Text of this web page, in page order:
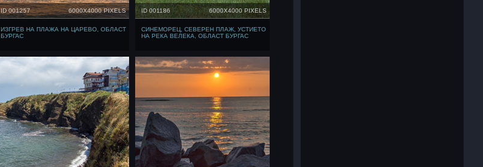
ID 001257 6000X4000 PIXELS
ИЗГРЕВ НА ПЛАЖА НА ЦАРЕВО, ОБЛАСТ
БУРГАС
ID 001186 6000X4000 PIXELS
СИНЕМОРЕЦ, СЕВЕРЕН ПЛАЖ, УСТИЕТО
НА РЕКА ВЕЛЕКА, ОБЛАСТ БУРГАС